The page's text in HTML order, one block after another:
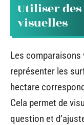
Utiliser
visuelles
Les comparaisons
représenter les
hectare
Cela permet de
question et